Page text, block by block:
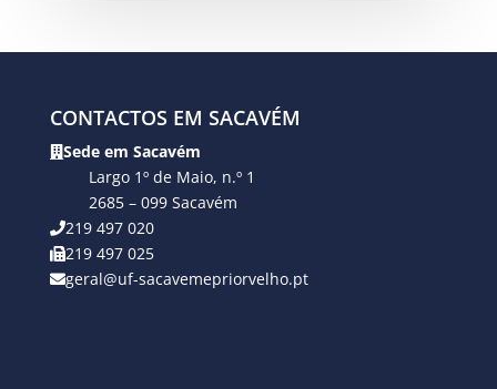
CONTACTOS EM SACAVÉM
Sede em Sacavém
Largo 1º de Maio, n.º 1
2685 – 099 Sacavém
219 497 020
219 497 025
geral@uf-sacavemepriorvelho.pt